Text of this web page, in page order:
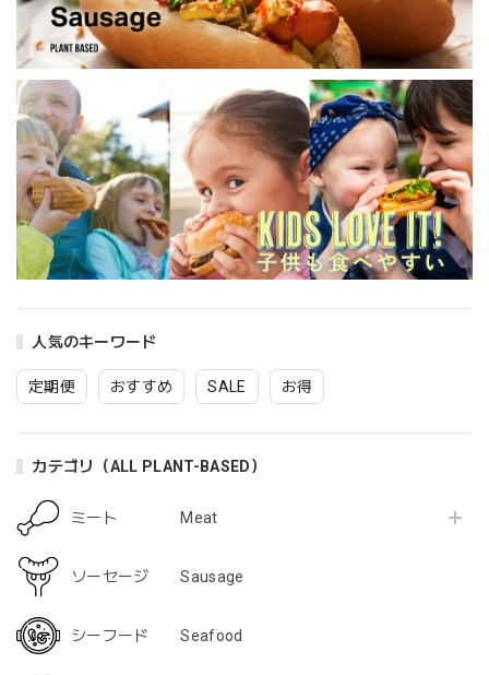
人気のキーワード
定期便 おすすめ SALE お得
カテゴリ（ALL PLANT-BASED）
ミート Meat
ソーセージ Sausage
シーフード Seafood